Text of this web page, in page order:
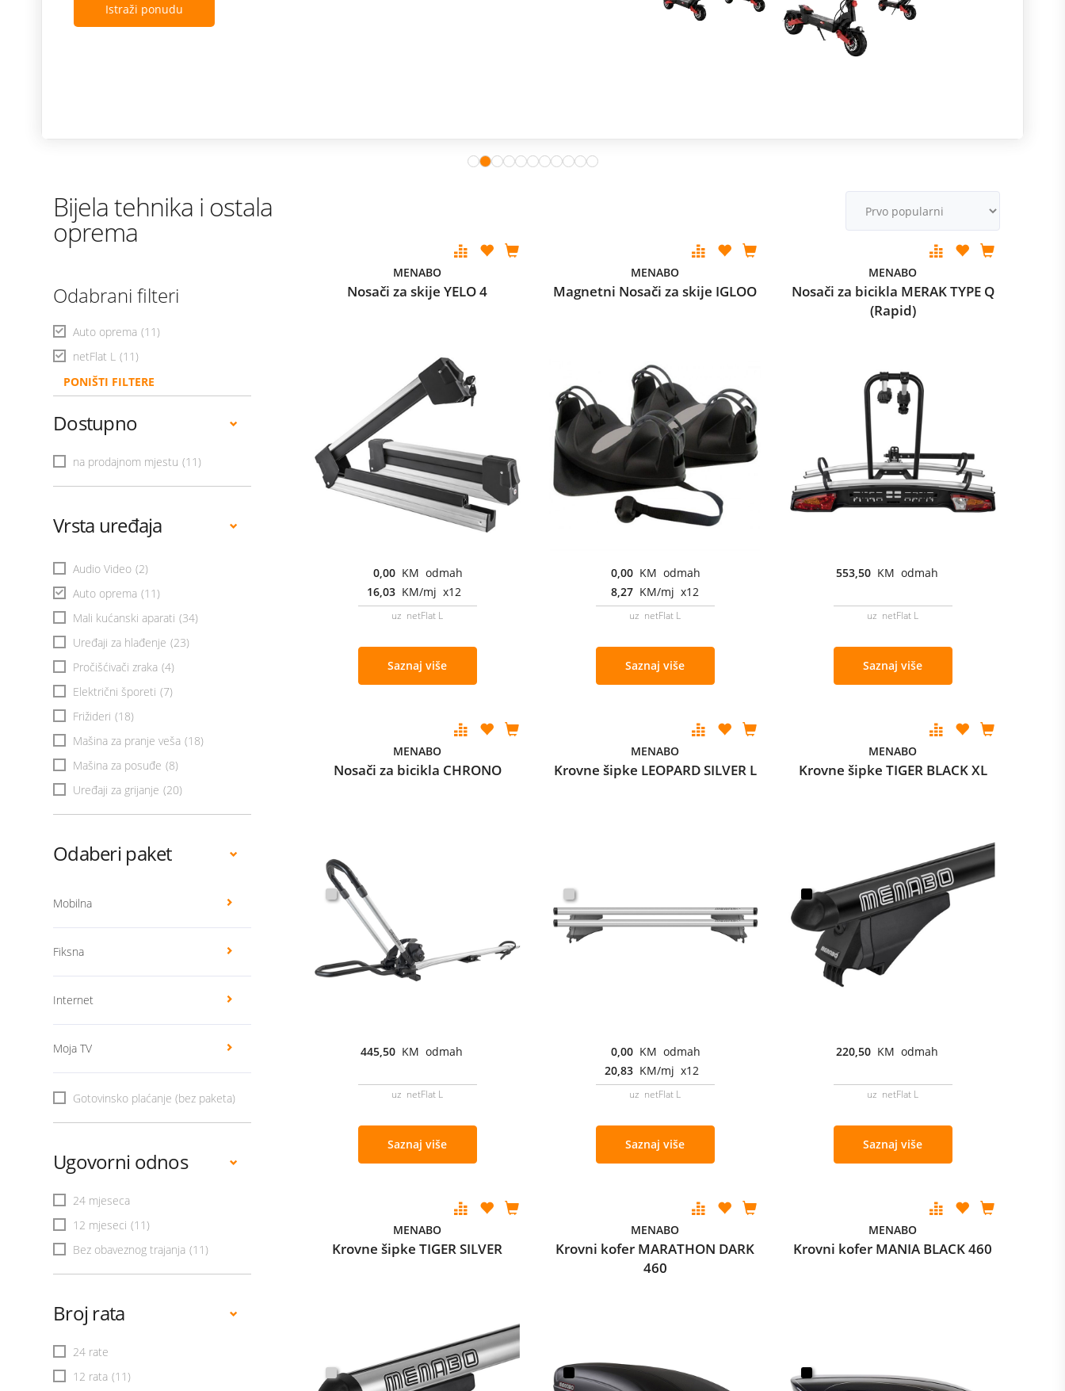
Istraži ponudu
Bijela tehnika i ostala
oprema
Odabrani filteri
Auto oprema (11)
netFlat L (11)
PONIŠTI FILTERE
Dostupno
na prodajnom mjestu (11)
Vrsta uređaja
Audio Video (2)
Auto oprema (11)
Mali kućanski aparati (34)
Uređaji za hlađenje (23)
Pročišćivači zraka (4)
Električni šporeti (7)
Frižideri (18)
Mašina za pranje veša (18)
Mašina za posuđe (8)
Uređaji za grijanje (20)
Odaberi paket
Mobilna
Fiksna
Internet
Moja TV
Gotovinsko plaćanje (bez paketa)
Ugovorni odnos
24 mjeseca
12 mjeseci (11)
Bez obaveznog trajanja (11)
Broj rata
24 rate
12 rata (11)
MENABO
Nosači za skije YELO 4
0,00 KM odmah
16,03 KM/mj x12
uz netFlat L
Saznaj više
MENABO
Magnetni Nosači za skije IGLOO
0,00 KM odmah
8,27 KM/mj x12
uz netFlat L
Saznaj više
MENABO
Nosači za bicikla MERAK TYPE Q
(Rapid)
553,50 KM odmah
uz netFlat L
Saznaj više
MENABO
Nosači za bicikla CHRONO
445,50 KM odmah
uz netFlat L
Saznaj više
MENABO
Krovne šipke LEOPARD SILVER L
0,00 KM odmah
20,83 KM/mj x12
uz netFlat L
Saznaj više
MENABO
Krovne šipke TIGER BLACK XL
220,50 KM odmah
uz netFlat L
Saznaj više
MENABO
Krovne šipke TIGER SILVER
MENABO
Krovni kofer MARATHON DARK
460
MENABO
Krovni kofer MANIA BLACK 460